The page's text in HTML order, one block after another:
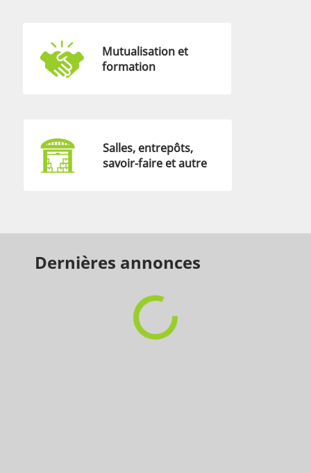
Mutualisation et
formation
Salles, entrepôts,
savoir-faire et autre
Dernières annonces